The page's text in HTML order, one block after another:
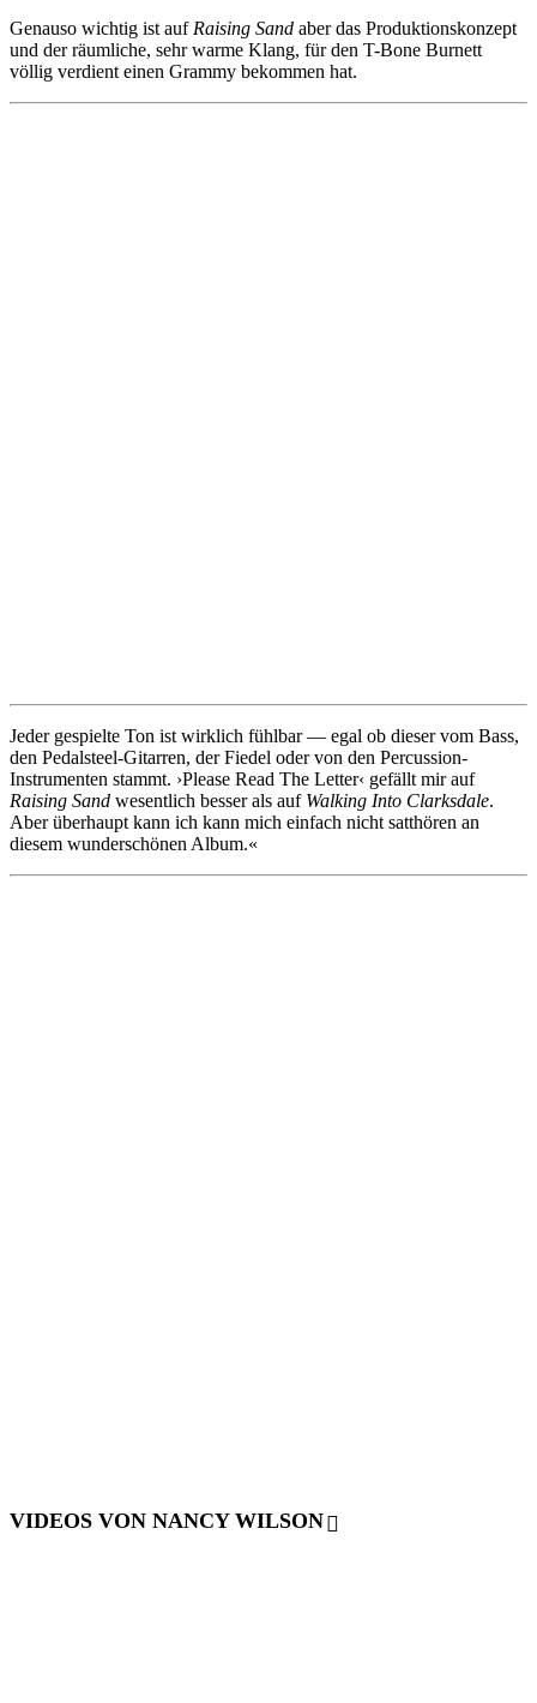
Genauso wichtig ist auf Raising Sand aber das Produktionskonzept
und der räumliche, sehr warme Klang, für den T-Bone Burnett
völlig verdient einen Grammy bekommen hat.
Jeder gespielte Ton ist wirklich fühlbar — egal ob dieser vom Bass,
den Pedalsteel-Gitarren, der Fiedel oder von den Percussion-
Instrumenten stammt. ›Please Read The Letter‹ gefällt mir auf
Raising Sand wesentlich besser als auf Walking Into Clarksdale.
Aber überhaupt kann ich kann mich einfach nicht satthören an
diesem wunderschönen Album.«
VIDEOS VON NANCY WILSON